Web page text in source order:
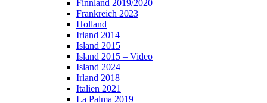
Finnland 2019/2020
Frankreich 2023
Holland
Irland 2014
Island 2015
Island 2015 – Video
Island 2024
Irland 2018
Italien 2021
La Palma 2019